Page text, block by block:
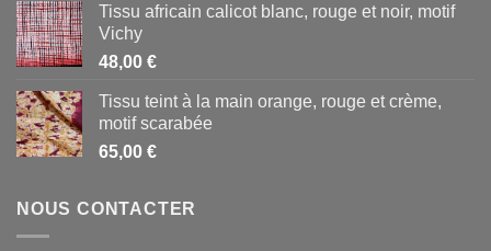
prix :
Tissu africain calicot blanc, rouge et noir, motif
Vichy
48,00 €
Tissu teint à la main orange, rouge et crème,
motif scarabée
65,00 €
NOUS CONTACTER